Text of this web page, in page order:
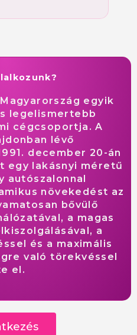
egyik
legelismertebb
cégcsoportja. A
lévő
december 20-án
egy lakásnyi méretű
autószalonnal
növekedést az
bővülő
a magas
a
és a maximális
való törekvéssel
el.